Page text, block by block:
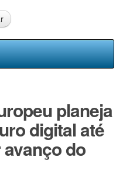
planeja
digital até
do